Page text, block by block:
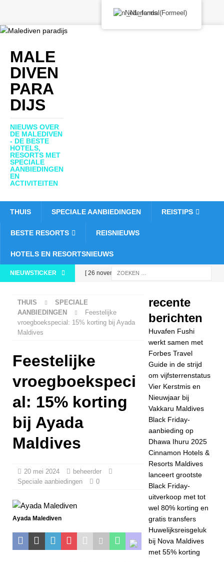
MALE
DIVEN
PARA
DIJS
NIEUWS OVER
DE MALEDIVEN
- DE BESTE
HOTELS,
RESORTS MET
SPECIALE
AANBIEDINGEN
EN
ACTIVITEITEN
THUIS SPECIALE AANBIEDINGEN REISTIPS
BESTE RESORTS REISNIEUWS
HOTELS EN RESORTSNIEUWS
NIEUWSTICKER [ 26 november
met Forbes Travel
om
vijfsterrenstatus
STERRENHOTEL
Kerstmis en
STERRENHOTEL
THUIS
SPECIALE
AANBIEDINGEN
Feestelijke
vroegboekspecial: 15% korting bij Ayada
Maldives
Feestelijke
vroegboekspeci
al: 15% korting
bij Ayada
Maldives
20 mei 2024
beheerder
Speciale aanbiedingen
0
Ayada Malediven
recente
berichten
Huvafen Fushi
werkt samen met
Forbes Travel
Guide in de strijd
om vijfsterrenstatus
Vier Kerstmis en
Nieuwjaar bij
Vakkaru Maldives
Black Friday-
aanbieding op
Dhawa Ihuru 2025
Cinnamon Hotels &
Resorts Maldives
lanceert grootste
Black Friday-
uitverkoop met tot
wel 80% korting en
gratis transfers
Huwelijksreisgeluk
bij Nova Maldives
met 55% korting
Nederlands (Formeel)